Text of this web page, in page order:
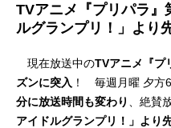
TVアニメ『プリパラ』
ルグランプリ！」より
現在放送中のTVアニメ『プ
ズンに突入 ！ 毎週月曜 夕方6
分に放送時間も変わり
、絶賛
アイドルグランプリ！」より